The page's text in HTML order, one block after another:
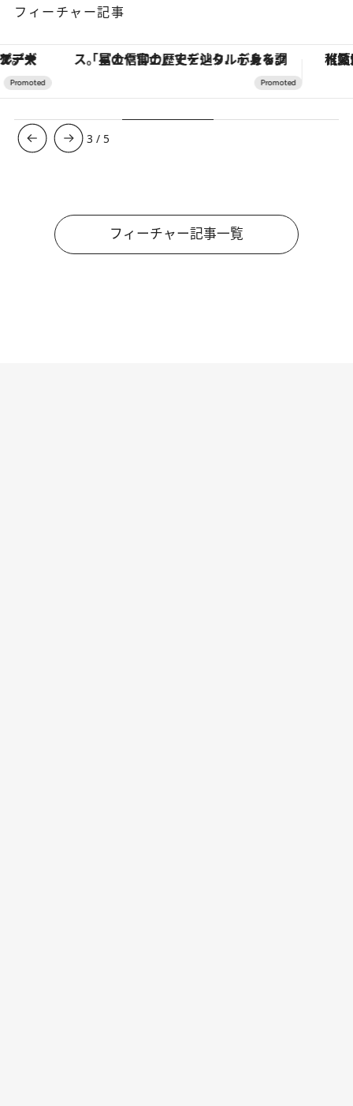
フィーチャー記事
「星のや富士」でデジタルデトックス。冨士信仰の歴史を辿り、心身を調える。 【夏限定ディナーコース】旬を
3 / 5
フィーチャー記事一覧